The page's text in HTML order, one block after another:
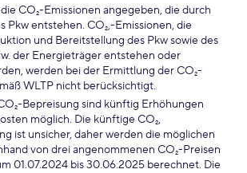
CO₂-Emissionen angegeben, die durch
Pkw entstehen. CO₂,-Emissionen, die
und Bereitstellung des Pkw sowie des
der Energieträger entstehen oder
werden bei der Ermittlung der CO₂-
WLTP nicht berücksichtigt.
Bepreisung sind künftig Erhöhungen
möglich. Die künftige CO₂,
ist unsicher, daher werden die möglichen
von drei angenommenen CO₂-Preisen
01.07.2024 bis 30.06.2025 berechnet. Die